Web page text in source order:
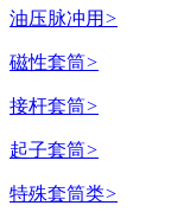
油压脉冲用 >
磁性套筒>
接杆套筒>
起子套筒>
特殊套筒类>